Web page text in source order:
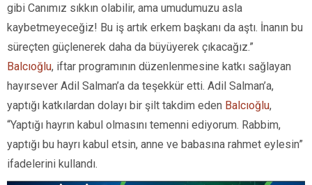
gibi Canımız sıkkın olabilir, ama umudumuzu asla
kaybetmeyeceğiz! Bu iş artık erkem başkanı da aştı. İnanın bu
süreçten güçlenerek daha da büyüyerek çıkacağız.”
Balcıoğlu, iftar programının düzenlenmesine katkı sağlayan
hayırsever Adil Salman’a da teşekkür etti. Adil Salman’a,
yaptığı katkılardan dolayı bir şilt takdim eden Balcıoğlu,
“Yaptığı hayrın kabul olmasını temenni ediyorum. Rabbim,
yaptığı bu hayrı kabul etsin, anne ve babasına rahmet eylesin”
ifadelerini kullandı.